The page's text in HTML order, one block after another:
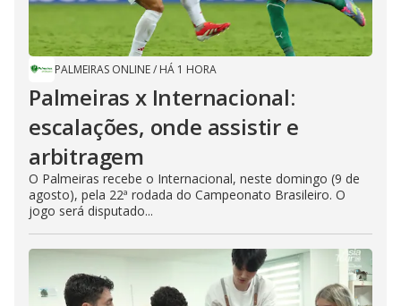
PALMEIRAS ONLINE/ HÁ 1 HORA
Palmeiras x Internacional:
escalações, onde assistir e
arbitragem
O Palmeiras recebe o Internacional, neste domingo (9 de
agosto), pela 22ª rodada do Campeonato Brasileiro. O
jogo será disputado...